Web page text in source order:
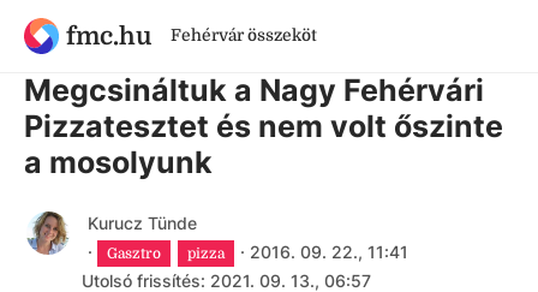
fmc.hu Fehérvár összeköt
9 évnél régebbi cikk
Megcsináltuk a Nagy Fehérvári
Pizzatesztet és nem volt őszinte
a mosolyunk
Kurucz Tünde
·
Gasztro pizza · 2016. 09. 22., 11:41
Utolsó frissítés: 2021. 09. 13., 06:57